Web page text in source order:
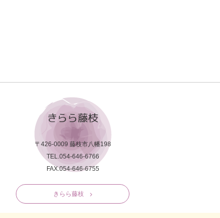
きらら藤枝
〒426-0009 藤枝市八幡198
TEL.054-646-6766
FAX.054-646-6755
きらら藤枝